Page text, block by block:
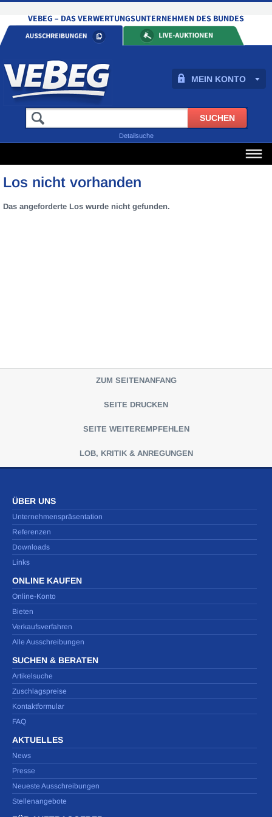
MEIN KONTO
Detailsuche
Los nicht vorhanden
Das angeforderte Los wurde nicht gefunden.
ZUM SEITENANFANG
SEITE DRUCKEN
SEITE WEITEREMPFEHLEN
LOB, KRITIK & ANREGUNGEN
ÜBER UNS
Unternehmenspräsentation
Referenzen
Downloads
Links
ONLINE KAUFEN
Online-Konto
Bieten
Verkaufsverfahren
Alle Ausschreibungen
SUCHEN & BERATEN
Artikelsuche
Zuschlagspreise
Kontaktformular
FAQ
AKTUELLES
News
Presse
Neueste Ausschreibungen
Stellenangebote